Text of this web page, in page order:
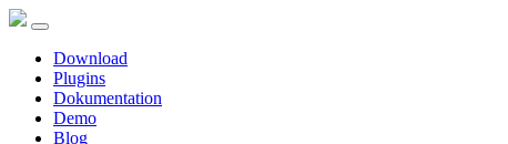
Download
Plugins
Dokumentation
Demo
Blog